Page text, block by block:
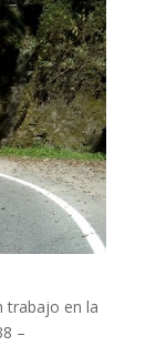
trabajo en la
–